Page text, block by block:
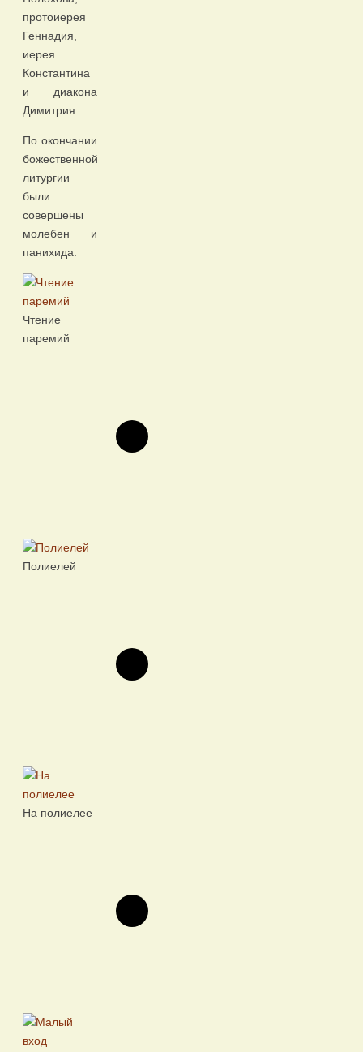
протоиерея
Геннадия,
иерея
Константина
и диакона
Димитрия.
По окончании
божественной
литургии
были
совершены
молебен и
панихида.
Чтение
паремий
Полиелей
На полиелее